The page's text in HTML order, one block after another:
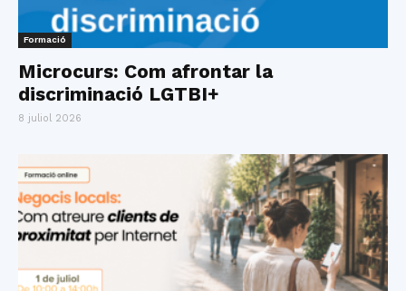
Formació
Microcurs: Com afrontar la
discriminació LGTBI+
8 juliol 2026